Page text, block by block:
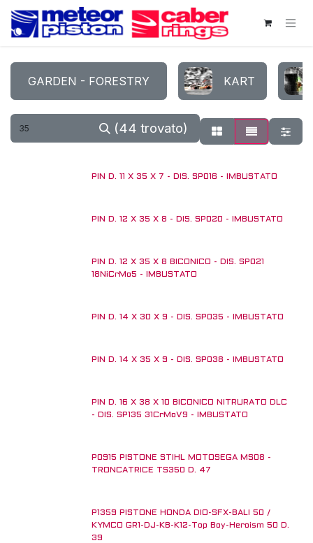
Passa al contenuto
GARDEN - FORESTRY KART
(44 trovato)
PIN D. 11 X 35 X 7 - DIS. SP016 - IMBUSTATO
PIN D. 12 X 35 X 8 - DIS. SP020 - IMBUSTATO
PIN D. 12 X 35 X 8 BICONICO - DIS. SP021
18NiCrMo5 - IMBUSTATO
PIN D. 14 X 30 X 9 - DIS. SP035 - IMBUSTATO
PIN D. 14 X 35 X 9 - DIS. SP038 - IMBUSTATO
PIN D. 16 X 38 X 10 BICONICO NITRURATO DLC
- DIS. SP135 31CrMoV9 - IMBUSTATO
AD ESAURIMENTO!P0915 PISTONE STIHL MOTOSEGA MS08 -
TRONCATRICE TS350 D. 47
P1359 PISTONE HONDA DIO-SFX-BALI 50 /
KYMCO GR1-DJ-KB-K12-Top Boy-Heroism 50 D.
39